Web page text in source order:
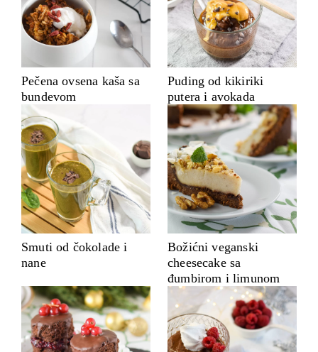
Pečena ovsena kaša sa
bundevom
Puding od kikiriki
putera i avokada
Smuti od čokolade i
nane
Božićni veganski
cheesecake sa
đumbirom i limunom